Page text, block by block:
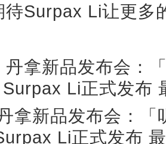
Surpax Li让更多